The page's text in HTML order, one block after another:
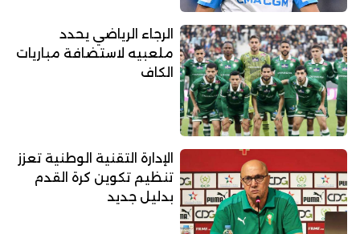
الرجاء الرياضي يحدد
ملعبيه لاستضافة مباريات
الكاف
الإدارة التقنية الوطنية تعزز
تنظيم تكوين كرة القدم
بدليل جديد